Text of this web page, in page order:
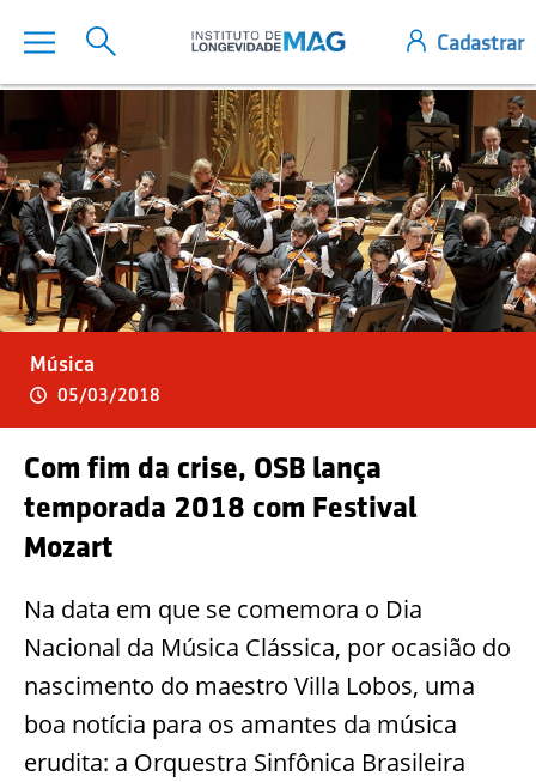
Música
05/03/2018
Com fim da crise, OSB lança
temporada 2018 com Festival
Mozart
Na data em que se comemora o Dia
Nacional da Música Clássica, por ocasião do
nascimento do maestro Villa Lobos, uma
boa notícia para os amantes da música
erudita: a Orquestra Sinfônica Brasileira